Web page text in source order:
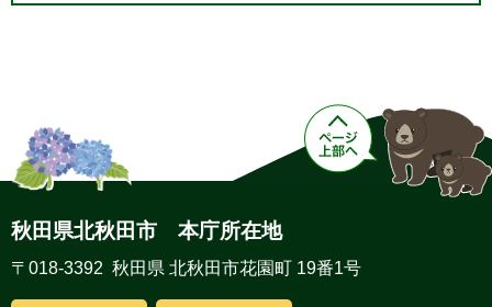
秋田県北秋田市 本庁所在地
〒018-3392 秋田県 北秋田市花園町 19番1号